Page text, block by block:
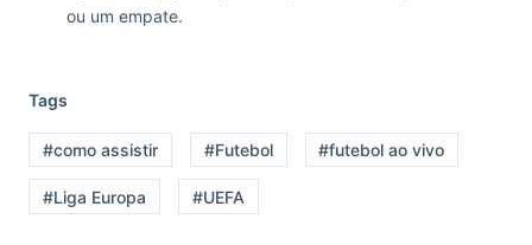
ou um empate.
Tags
#como assistir #Futebol #futebol ao vivo
#Liga Europa #UEFA